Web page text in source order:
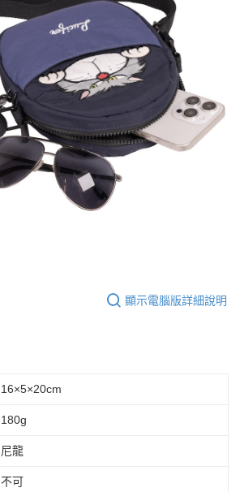
顯示電腦版詳細說明
16×5×20cm
180g
尼龍
不可